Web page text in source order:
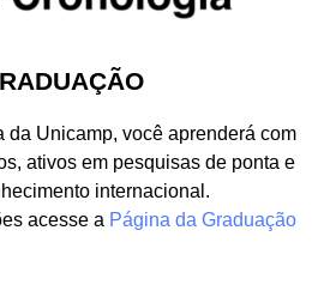
da Unicamp, você aprenderá com
ativos em pesquisas de ponta e
internacional.
acesse a Página da Graduação